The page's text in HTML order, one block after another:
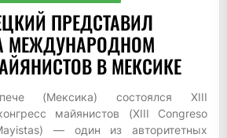
ПРЕДСТАВИЛ
В МЕКСИКЕ
(Мексика) состоялся XIII
майянистов (XIII Congreso
— один из авторитетных